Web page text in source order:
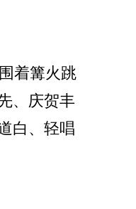
着篝火跳
、庆贺丰
白、轻唱